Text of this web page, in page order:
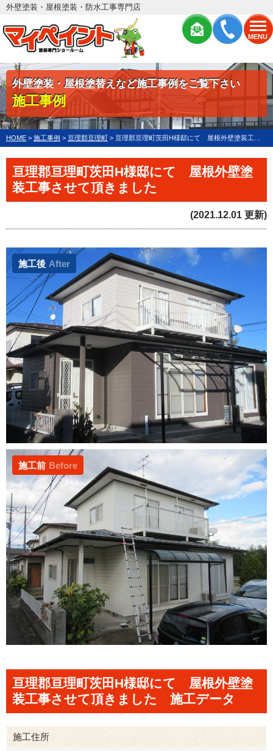
MENU
外壁塗装・屋根塗装・防水工事専門店
外壁塗装・屋根塗替えなど施工事例をご覧下さい
施工事例
HOME > 施工事例 > 亘理郡亘理町 > 亘理郡亘理町茨田H様邸にて 屋根外壁塗装工事させて頂きました
亘理郡亘理町茨田H様邸にて 屋根外壁塗
装工事させて頂きました
(2021.12.01 更新)
施工後 After
施工前 Before
亘理郡亘理町茨田H様邸にて 屋根外壁塗
装工事させて頂きました 施工データ
施工住所